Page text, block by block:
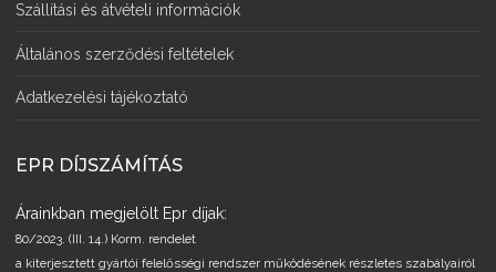
Szállítási és átvételi információk
Általános szerződési feltételek
Adatkezelési tájékoztató
EPR DÍJSZÁMÍTÁS
Árainkban megjelölt Epr díjak:
80/2023. (III. 14.) Korm. rendelet
a kiterjesztett gyártói felelősségi rendszer működésének részletes szabályairól